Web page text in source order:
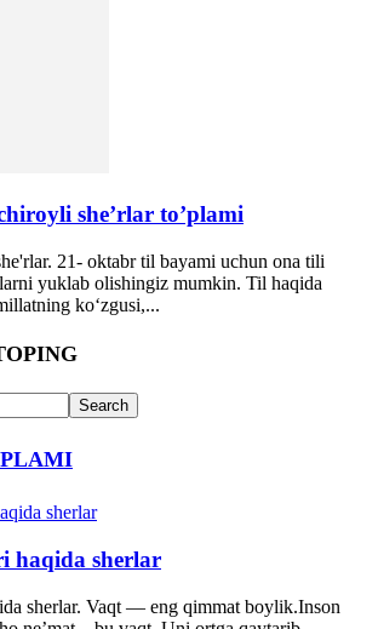
she’rlar to’plami
21- oktabr til bayami uchun ona tili
yuklab olishingiz mumkin. Til haqida
koʻzgusi,...
haqida sherlar
sherlar. Vaqt — eng qimmat boylik.Inson